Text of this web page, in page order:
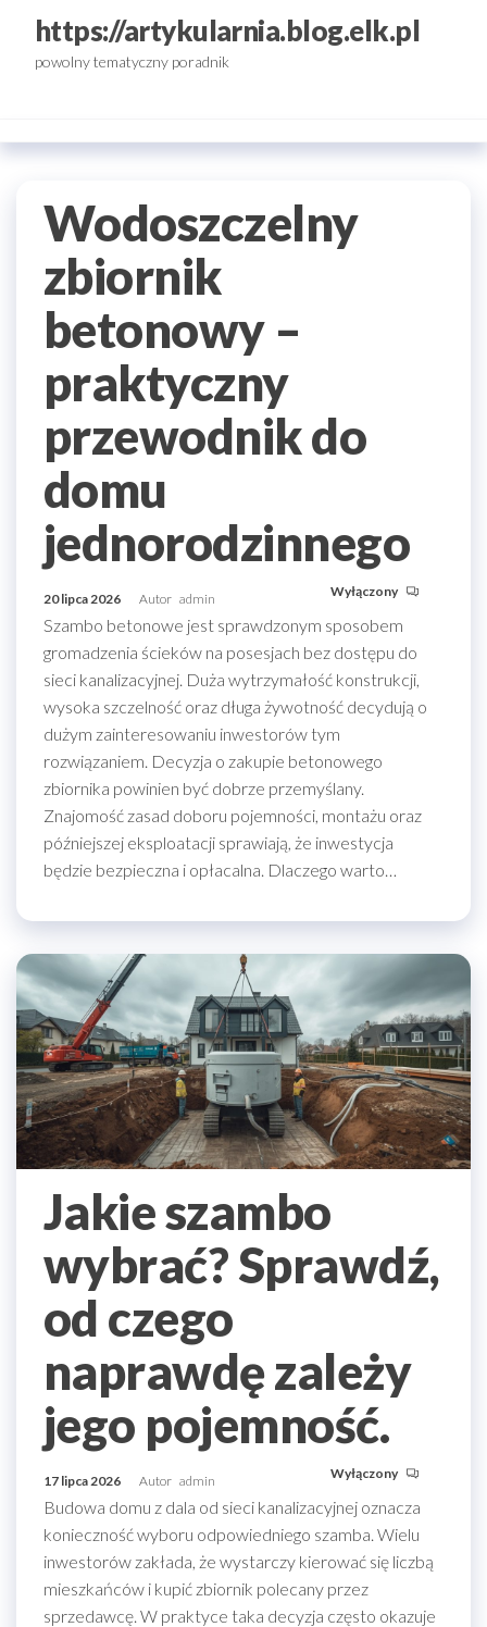
Przejdź
treści
https://artykularnia.blog.elk.pl
powolny tematyczny poradnik
Wodoszczelny
zbiornik
betonowy –
praktyczny
przewodnik do
domu
jednorodzinnego
20 lipca 2026 Autor admin Wyłączony
Szambo betonowe jest sprawdzonym sposobem
gromadzenia ścieków na posesjach bez dostępu do
sieci kanalizacyjnej. Duża wytrzymałość konstrukcji,
wysoka szczelność oraz długa żywotność decydują o
dużym zainteresowaniu inwestorów tym
rozwiązaniem. Decyzja o zakupie betonowego
zbiornika powinien być dobrze przemyślany.
Znajomość zasad doboru pojemności, montażu oraz
późniejszej eksploatacji sprawiają, że inwestycja
będzie bezpieczna i opłacalna. Dlaczego warto…
Jakie szambo
wybrać? Sprawdź,
od czego
naprawdę zależy
jego pojemność.
17 lipca 2026 Autor admin Wyłączony
Budowa domu z dala od sieci kanalizacyjnej oznacza
konieczność wyboru odpowiedniego szamba. Wielu
inwestorów zakłada, że wystarczy kierować się liczbą
mieszkańców i kupić zbiornik polecany przez
sprzedawcę. W praktyce taka decyzja często okazuje